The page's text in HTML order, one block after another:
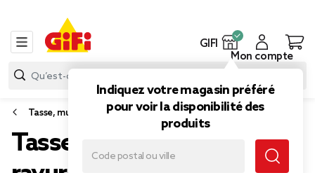
GIFI
Indiquez votre magasin préféré
pour voir la disponibilité des
produits
Mon compte
Tasse, mug et bol
Tasse Noël avec anse à